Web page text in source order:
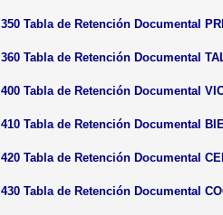
350 Tabla de Retención Documental
360 Tabla de Retención Documental
400 Tabla de Retención Documental
410 Tabla de Retención Documental
420 Tabla de Retención Documental
430 Tabla de Retención Documental